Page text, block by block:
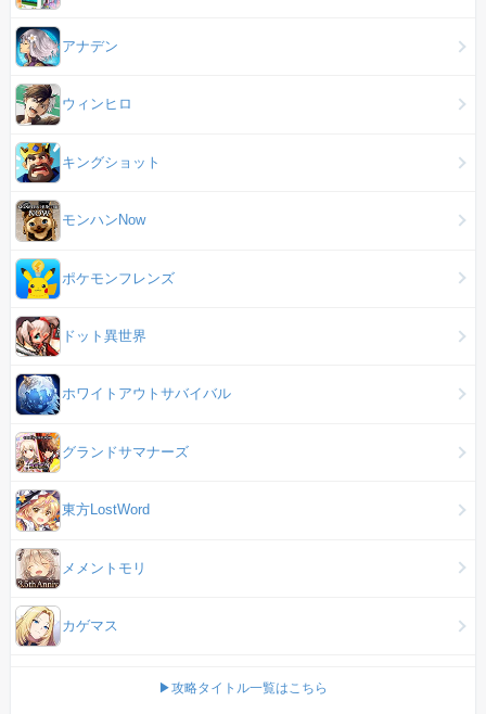
アナデン
ウィンヒロ
キングショット
モンハンNow
ポケモンフレンズ
ドット異世界
ホワイトアウトサバイバル
グランドサマナーズ
東方LostWord
メメントモリ
カゲマス
▶攻略タイトル一覧はこちら